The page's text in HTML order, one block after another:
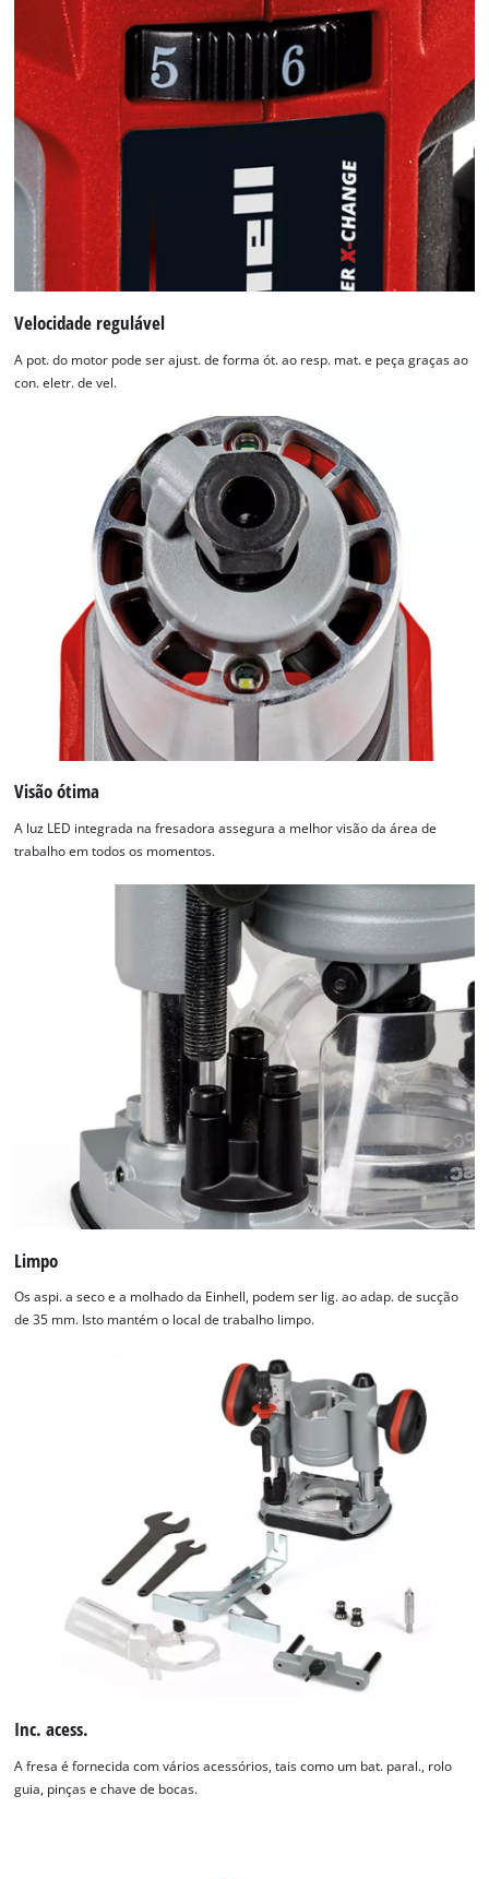
Usercentrics
Consent
Management
Platform
Velocidade regulável
A pot. do motor pode ser ajust. de forma ót. ao resp. mat. e peça graças ao
con. eletr. de vel.
Visão ótima
A luz LED integrada na fresadora assegura a melhor visão da área de
trabalho em todos os momentos.
Limpo
Os aspi. a seco e a molhado da Einhell, podem ser lig. ao adap. de sucção
de 35 mm. Isto mantém o local de trabalho limpo.
Inc. acess.
A fresa é fornecida com vários acessórios, tais como um bat. paral., rolo
guia, pinças e chave de bocas.